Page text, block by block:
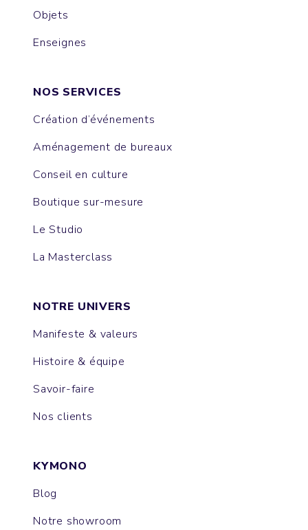
Objets
Enseignes
NOS SERVICES
Création d’événements
Aménagement de bureaux
Conseil en culture
Boutique sur-mesure
Le Studio
La Masterclass
NOTRE UNIVERS
Manifeste & valeurs
Histoire & équipe
Savoir-faire
Nos clients
KYMONO
Blog
Notre showroom